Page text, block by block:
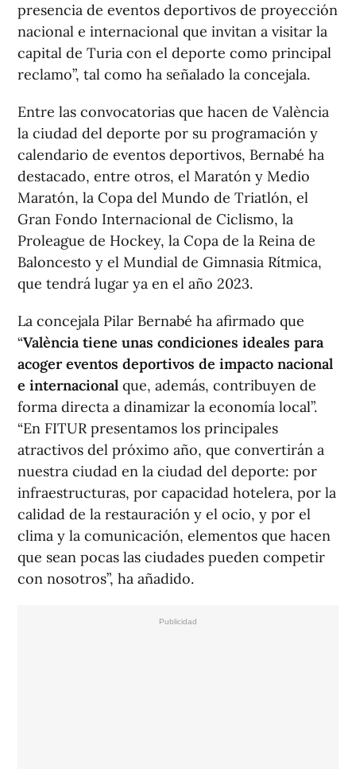
presencia de eventos deportivos de proyección
nacional e internacional que invitan a visitar la
capital de Turia con el deporte como principal
reclamo”, tal como ha señalado la concejala.
Entre las convocatorias que hacen de València
la ciudad del deporte por su programación y
calendario de eventos deportivos, Bernabé ha
destacado, entre otros, el Maratón y Medio
Maratón, la Copa del Mundo de Triatlón, el
Gran Fondo Internacional de Ciclismo, la
Proleague de Hockey, la Copa de la Reina de
Baloncesto y el Mundial de Gimnasia Rítmica,
que tendrá lugar ya en el año 2023.
La concejala Pilar Bernabé ha afirmado que
“València tiene unas condiciones ideales para
acoger eventos deportivos de impacto nacional
e internacional que, además, contribuyen de
forma directa a dinamizar la economía local”.
“En FITUR presentamos los principales
atractivos del próximo año, que convertirán a
nuestra ciudad en la ciudad del deporte: por
infraestructuras, por capacidad hotelera, por la
calidad de la restauración y el ocio, y por el
clima y la comunicación, elementos que hacen
que sean pocas las ciudades pueden competir
con nosotros”, ha añadido.